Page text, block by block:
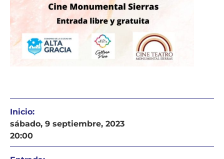
Inicio:
sábado, 9 septiembre, 2023
20:00